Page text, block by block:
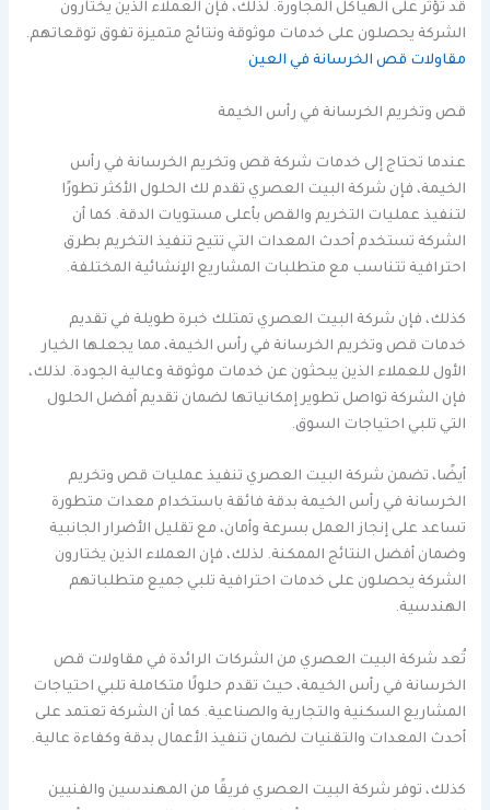
قد تؤثر على الهياكل المجاورة. لذلك، فإن العملاء الذين يختارون
الشركة يحصلون على خدمات موثوقة ونتائج متميزة تفوق توقعاتهم.
مقاولات قص الخرسانة في العين
قص وتخريم الخرسانة في رأس الخيمة
عندما تحتاج إلى خدمات شركة قص وتخريم الخرسانة في رأس
الخيمة، فإن شركة البيت العصري تقدم لك الحلول الأكثر تطورًا
لتنفيذ عمليات التخريم والقص بأعلى مستويات الدقة. كما أن
الشركة تستخدم أحدث المعدات التي تتيح تنفيذ التخريم بطرق
احترافية تتناسب مع متطلبات المشاريع الإنشائية المختلفة.
كذلك، فإن شركة البيت العصري تمتلك خبرة طويلة في تقديم
خدمات قص وتخريم الخرسانة في رأس الخيمة، مما يجعلها الخيار
الأول للعملاء الذين يبحثون عن خدمات موثوقة وعالية الجودة. لذلك،
فإن الشركة تواصل تطوير إمكانياتها لضمان تقديم أفضل الحلول
التي تلبي احتياجات السوق.
أيضًا، تضمن شركة البيت العصري تنفيذ عمليات قص وتخريم
الخرسانة في رأس الخيمة بدقة فائقة باستخدام معدات متطورة
تساعد على إنجاز العمل بسرعة وأمان، مع تقليل الأضرار الجانبية
وضمان أفضل النتائج الممكنة. لذلك، فإن العملاء الذين يختارون
الشركة يحصلون على خدمات احترافية تلبي جميع متطلباتهم
الهندسية.
تُعد شركة البيت العصري من الشركات الرائدة في مقاولات قص
الخرسانة في رأس الخيمة، حيث تقدم حلولًا متكاملة تلبي احتياجات
المشاريع السكنية والتجارية والصناعية. كما أن الشركة تعتمد على
أحدث المعدات والتقنيات لضمان تنفيذ الأعمال بدقة وكفاءة عالية.
كذلك، توفر شركة البيت العصري فريقًا من المهندسين والفنيين